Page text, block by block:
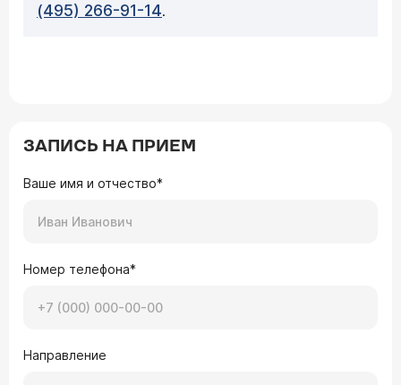
(495) 266-91-14.
ЗАПИСЬ НА ПРИЕМ
Ваше имя и отчество*
Номер телефона*
Направление